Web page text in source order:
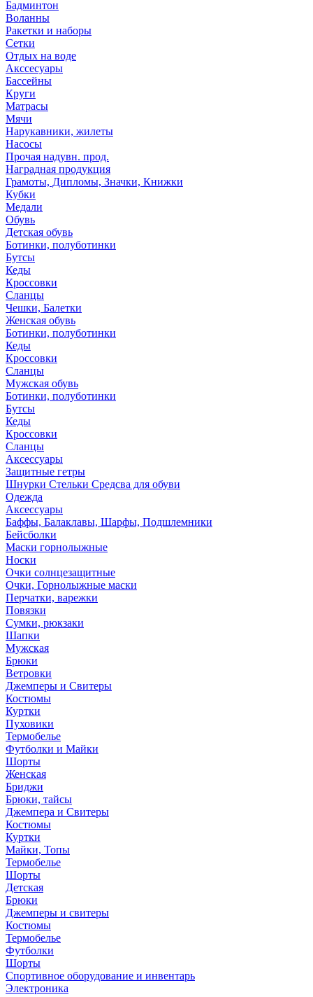
Бадминтон
Воланны
Ракетки и наборы
Сетки
Отдых на воде
Акссесуары
Бассейны
Круги
Матрасы
Мячи
Нарукавники, жилеты
Насосы
Прочая надувн. прод.
Наградная продукция
Грамоты, Дипломы, Значки, Книжки
Кубки
Медали
Обувь
Детская обувь
Ботинки, полуботинки
Бутсы
Кеды
Кроссовки
Сланцы
Чешки, Балетки
Женская обувь
Ботинки, полуботинки
Кеды
Кроссовки
Сланцы
Мужская обувь
Ботинки, полуботинки
Бутсы
Кеды
Кроссовки
Сланцы
Аксессуары
Защитные гетры
Шнурки Стельки Средсва для обуви
Одежда
Аксессуары
Баффы, Балаклавы, Шарфы, Подшлемники
Бейсболки
Маски горнолыжные
Носки
Очки солнцезащитные
Очки, Горнолыжные маски
Перчатки, варежки
Повязки
Сумки, рюкзаки
Шапки
Мужская
Брюки
Ветровки
Джемперы и Свитеры
Костюмы
Куртки
Пуховики
Термобелье
Футболки и Майки
Шорты
Женская
Бриджи
Брюки, тайсы
Джемпера и Свитеры
Костюмы
Куртки
Майки, Топы
Термобелье
Шорты
Детская
Брюки
Джемперы и свитеры
Костюмы
Термобелье
Футболки
Шорты
Спортивное оборудование и инвентарь
Электроника